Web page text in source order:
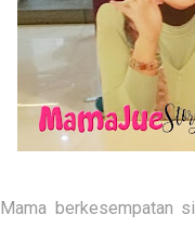
Mama berkesempatan